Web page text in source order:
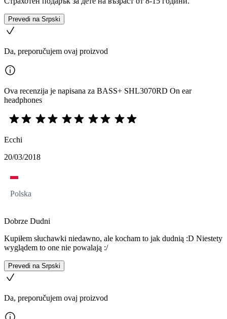
Prevedi na Srpski
Da, preporučujem ovaj proizvod
Ova recenzija je napisana za BASS+ SHL3070RD On ear
headphones
Ecchi
20/03/2018
Polska
Dobrze Dudni
Kupiłem słuchawki niedawno, ale kocham to jak dudnią :D Niestety
wyglądem to one nie powalają :/
Prevedi na Srpski
Da, preporučujem ovaj proizvod